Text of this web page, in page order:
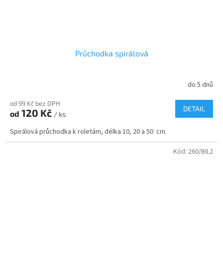
Průchodka spirálová
do 5 dnů
od 99 Kč bez DPH
od 120 Kč / ks
DETAIL
Spirálová průchodka k roletám, délka 10, 20 a 50 cm.
Kód: 260/BIL2